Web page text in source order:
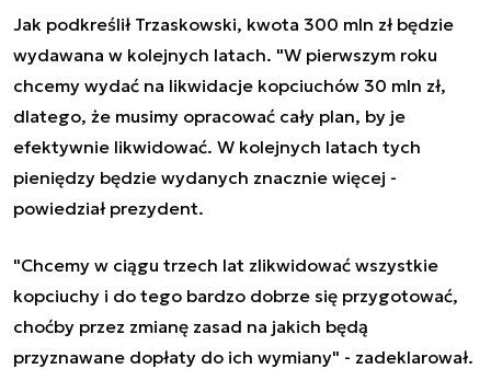
Jak podkreślił Trzaskowski, kwota 300 mln zł będzie
wydawana w kolejnych latach. "W pierwszym roku
chcemy wydać na likwidacje kopciuchów 30 mln zł,
dlatego, że musimy opracować cały plan, by je
efektywnie likwidować. W kolejnych latach tych
pieniędzy będzie wydanych znacznie więcej -
powiedział prezydent.
"Chcemy w ciągu trzech lat zlikwidować wszystkie
kopciuchy i do tego bardzo dobrze się przygotować,
choćby przez zmianę zasad na jakich będą
przyznawane dopłaty do ich wymiany" - zadeklarował.